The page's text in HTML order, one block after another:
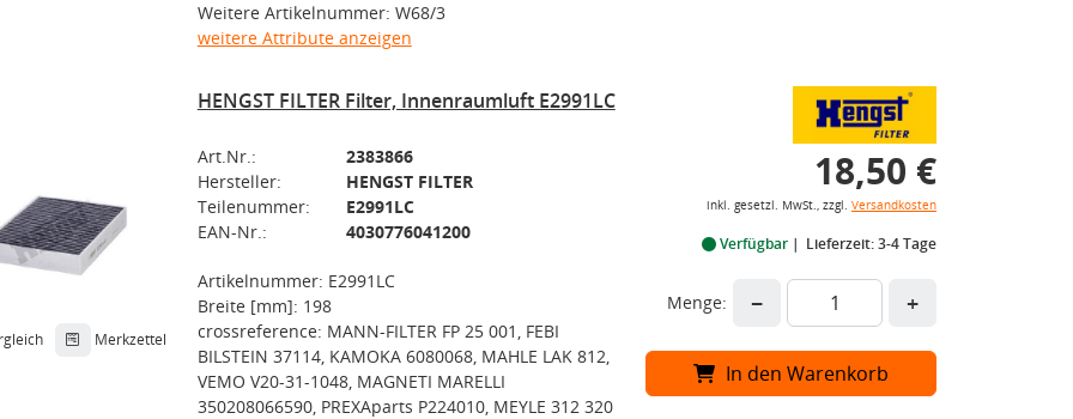
Weitere Artikelnummer: W68/3
weitere Attribute anzeigen
Merkzettel
HENGST FILTER Filter, Innenraumluft E2991LC
Art.Nr.:
2383866
Hersteller:
HENGST FILTER
Teilenummer:
E2991LC
EAN-Nr.:
4030776041200
Artikelnummer: E2991LC
Breite [mm]: 198
crossreference: MANN-FILTER FP 25 001, FEBI
BILSTEIN 37114, KAMOKA 6080068, MAHLE LAK 812,
VEMO V20-31-1048, MAGNETI MARELLI
350208066590, PREXAparts P224010, MEYLE 312 320
18,50 €
inkl. gesetzl. MwSt., zzgl. Versandkosten
Verfügbar Lieferzeit: 3-4 Tage
Menge: − +
In den Warenkorb